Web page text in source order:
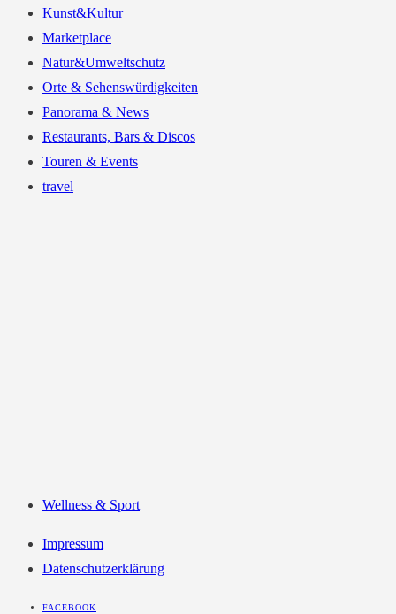
Kunst&Kultur
Marketplace
Natur&Umweltschutz
Orte & Sehenswürdigkeiten
Panorama & News
Restaurants, Bars & Discos
Touren & Events
travel
Wellness & Sport
Impressum
Datenschutzerklärung
FACEBOOK